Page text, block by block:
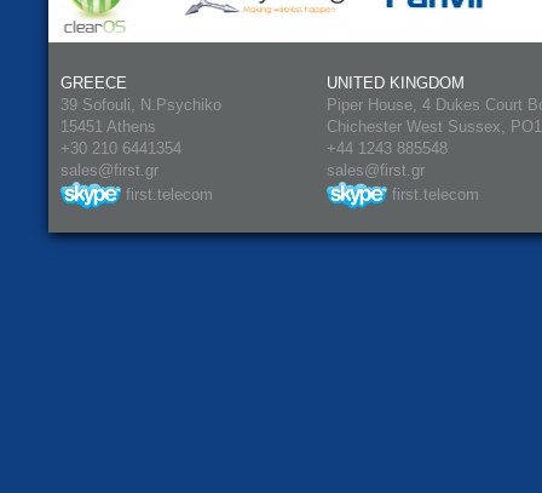
GREECE
39 Sofouli, N.Psychiko
15451 Athens
+30 210 6441354
sales@first.gr
first.telecom
UNITED KINGDOM
Piper House, 4 Dukes Court
Chichester West Sussex,
+44 1243 885548
sales@first.gr
first.telecom